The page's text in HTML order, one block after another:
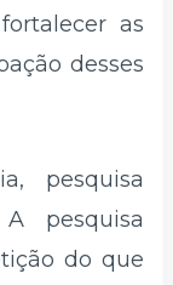
as
desses
pesquisa
pesquisa
do que